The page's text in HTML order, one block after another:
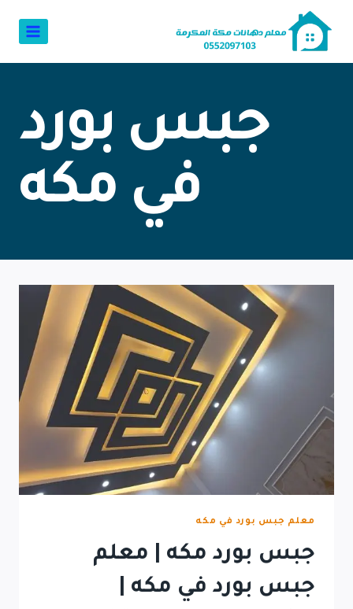
جبس بورد
في مكه
معلم جبس بورد في مكه
جبس بورد مكه | معلم
جبس بورد في مكه |